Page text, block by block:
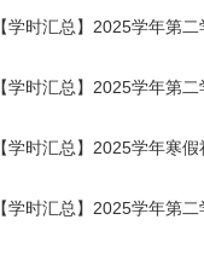
【学时汇总】2025学年第
【学时汇总】2025学年第
【学时汇总】2025学年寒
【学时汇总】2025学年第